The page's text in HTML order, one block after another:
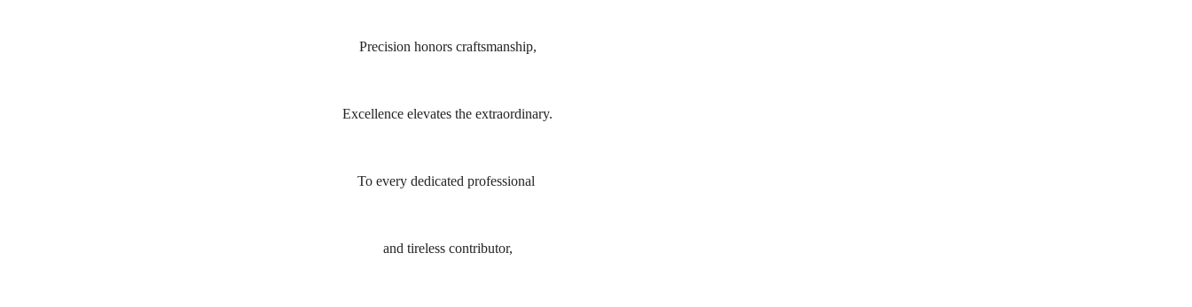
Precision honors craftsmanship,
Excellence elevates the extraordinary.
To every dedicated professional
and tireless contributor,